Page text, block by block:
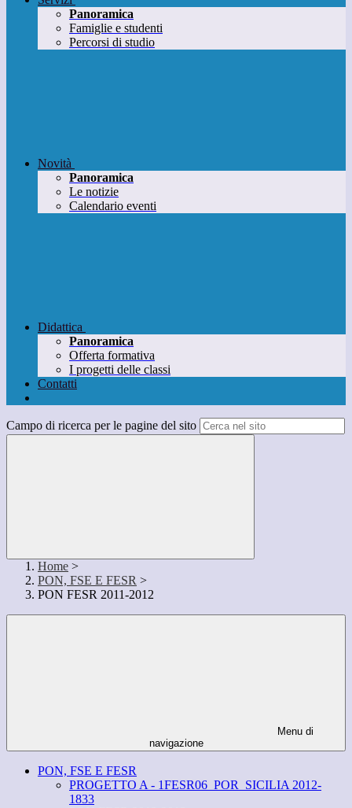
Panoramica
Famiglie e studenti
Percorsi di studio
Novità
Panoramica
Le notizie
Calendario eventi
Didattica
Panoramica
Offerta formativa
I progetti delle classi
Contatti
Campo di ricerca per le pagine del sito
Home >
PON, FSE E FESR >
PON FESR 2011-2012
Menu di
navigazione
PON, FSE E FESR
PROGETTO A - 1FESR06_POR_SICILIA 2012-
1833